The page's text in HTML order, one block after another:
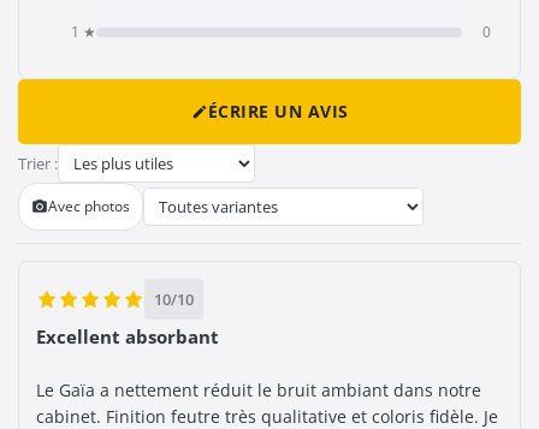
1 ★ 0
ÉCRIRE UN AVIS
Trier :
Avec photos
10/10
Excellent absorbant
Le Gaïa a nettement réduit le bruit ambiant dans notre
cabinet. Finition feutre très qualitative et coloris fidèle. Je